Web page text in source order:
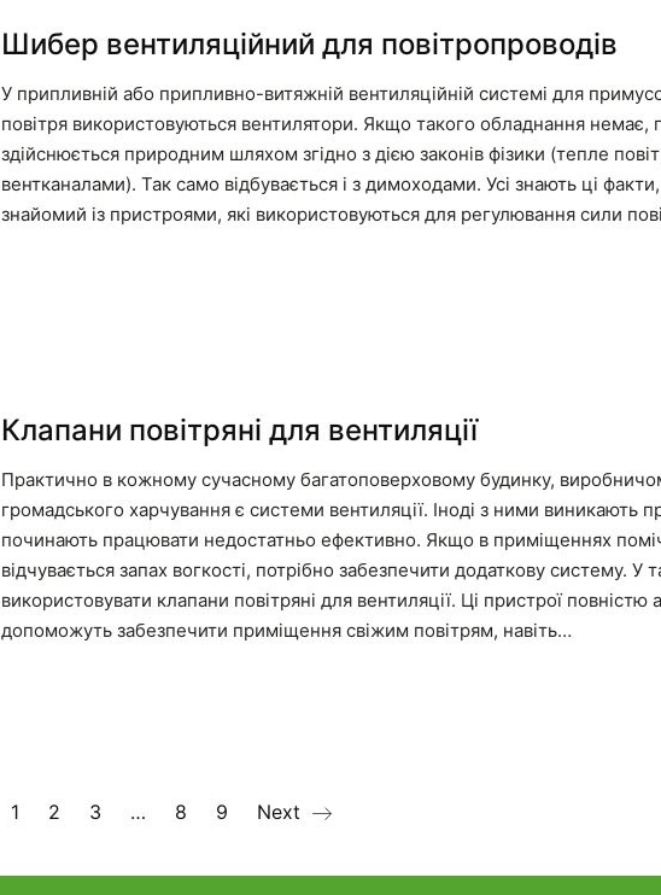
Шибер вентиляційний для повітропроводів
У припливній або припливно-витяжній вентиляційній системі для
повітря використовуються вентилятори. Якщо такого обладнання немає,
здійснюється природним шляхом згідно з дією законів фізики (тепле
вентканалами). Так само відбувається і з димоходами. Усі знають ці
знайомий із пристроями, які використовуються для регулювання сили
Клапани повітряні для вентиляції
Практично в кожному сучасному багатоповерховому будинку,
громадського харчування є системи вентиляції. Іноді з ними виникають
починають працювати недостатньо ефективно. Якщо в приміщеннях
відчувається запах вогкості, потрібно забезпечити додаткову систему. У
використовувати клапани повітряні для вентиляції. Ці пристрої повністю
допоможуть забезпечити приміщення свіжим повітрям, навіть…
1 2 3 … 8 9 Next